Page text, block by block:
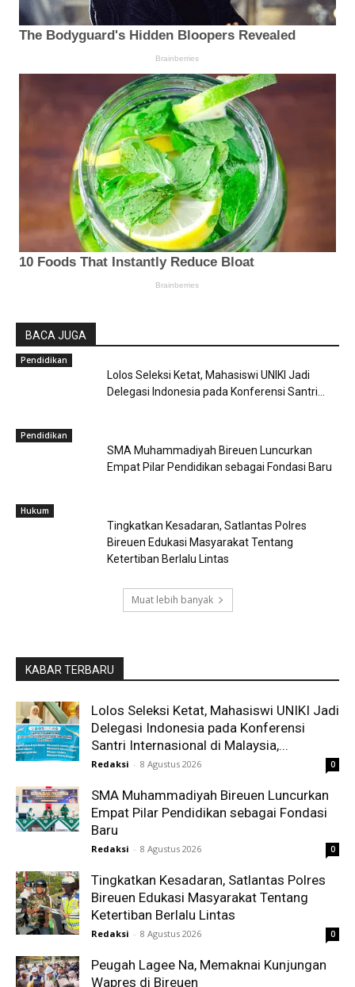
BACA JUGA
Pendidikan
Lolos Seleksi Ketat, Mahasiswi UNIKI Jadi
Delegasi Indonesia pada Konferensi Santri...
Pendidikan
SMA Muhammadiyah Bireuen Luncurkan
Empat Pilar Pendidikan sebagai Fondasi Baru
Hukum
Tingkatkan Kesadaran, Satlantas Polres
Bireuen Edukasi Masyarakat Tentang
Ketertiban Berlalu Lintas
Muat lebih banyak
KABAR TERBARU
Lolos Seleksi Ketat, Mahasiswi UNIKI Jadi
Delegasi Indonesia pada Konferensi
Santri Internasional di Malaysia,...
Redaksi - 8 Agustus 2026 0
SMA Muhammadiyah Bireuen Luncurkan
Empat Pilar Pendidikan sebagai Fondasi
Baru
Redaksi - 8 Agustus 2026 0
Tingkatkan Kesadaran, Satlantas Polres
Bireuen Edukasi Masyarakat Tentang
Ketertiban Berlalu Lintas
Redaksi - 8 Agustus 2026 0
Peugah Lagee Na, Memaknai Kunjungan
Wapres di Bireuen